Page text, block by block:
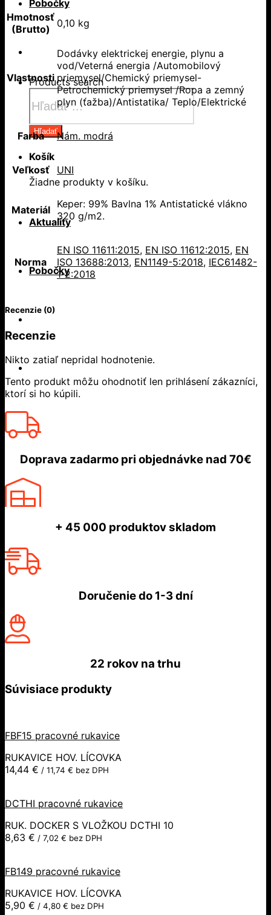
Pobočky
Products search
Hľadať
Košík
Žiadne produkty v košíku.
Aktuality
Pobočky
Hmotnosť
(Brutto)
0,10 kg
Vlastnosti
Dodávky elektrickej energie, plynu a
vod/Veterná energia /Automobilový
priemysel/Chemický priemysel-
Petrochemický priemysel /Ropa a zemný
plyn (ťažba)/Antistatika/ Teplo/Elektrické
Farba Nám. modrá
Veľkosť UNI
Materiál
Keper: 99% Bavlna 1% Antistatické vlákno
320 g/m2.
Norma
EN ISO 11611:2015, EN ISO 11612:2015, EN
ISO 13688:2013, EN1149-5:2018, IEC61482-
1-2:2018
Recenzie (0)
Recenzie
Nikto zatiaľ nepridal hodnotenie.
Tento produkt môžu ohodnotiť len prihlásení zákazníci,
ktorí si ho kúpili.
Doprava zadarmo pri objednávke nad 70€
+ 45 000 produktov skladom
Doručenie do1-3 dní
22 rokov na trhu
Súvisiace produkty
FBF15 pracovné rukavice
RUKAVICE HOV. LÍCOVKA
14,44 € / 11,74 € bez DPH
DCTHI pracovné rukavice
RUK. DOCKER S VLOŽKOU DCTHI 10
8,63 € / 7,02 € bez DPH
FB149 pracovné rukavice
RUKAVICE HOV. LÍCOVKA
5,90 € / 4,80 € bez DPH